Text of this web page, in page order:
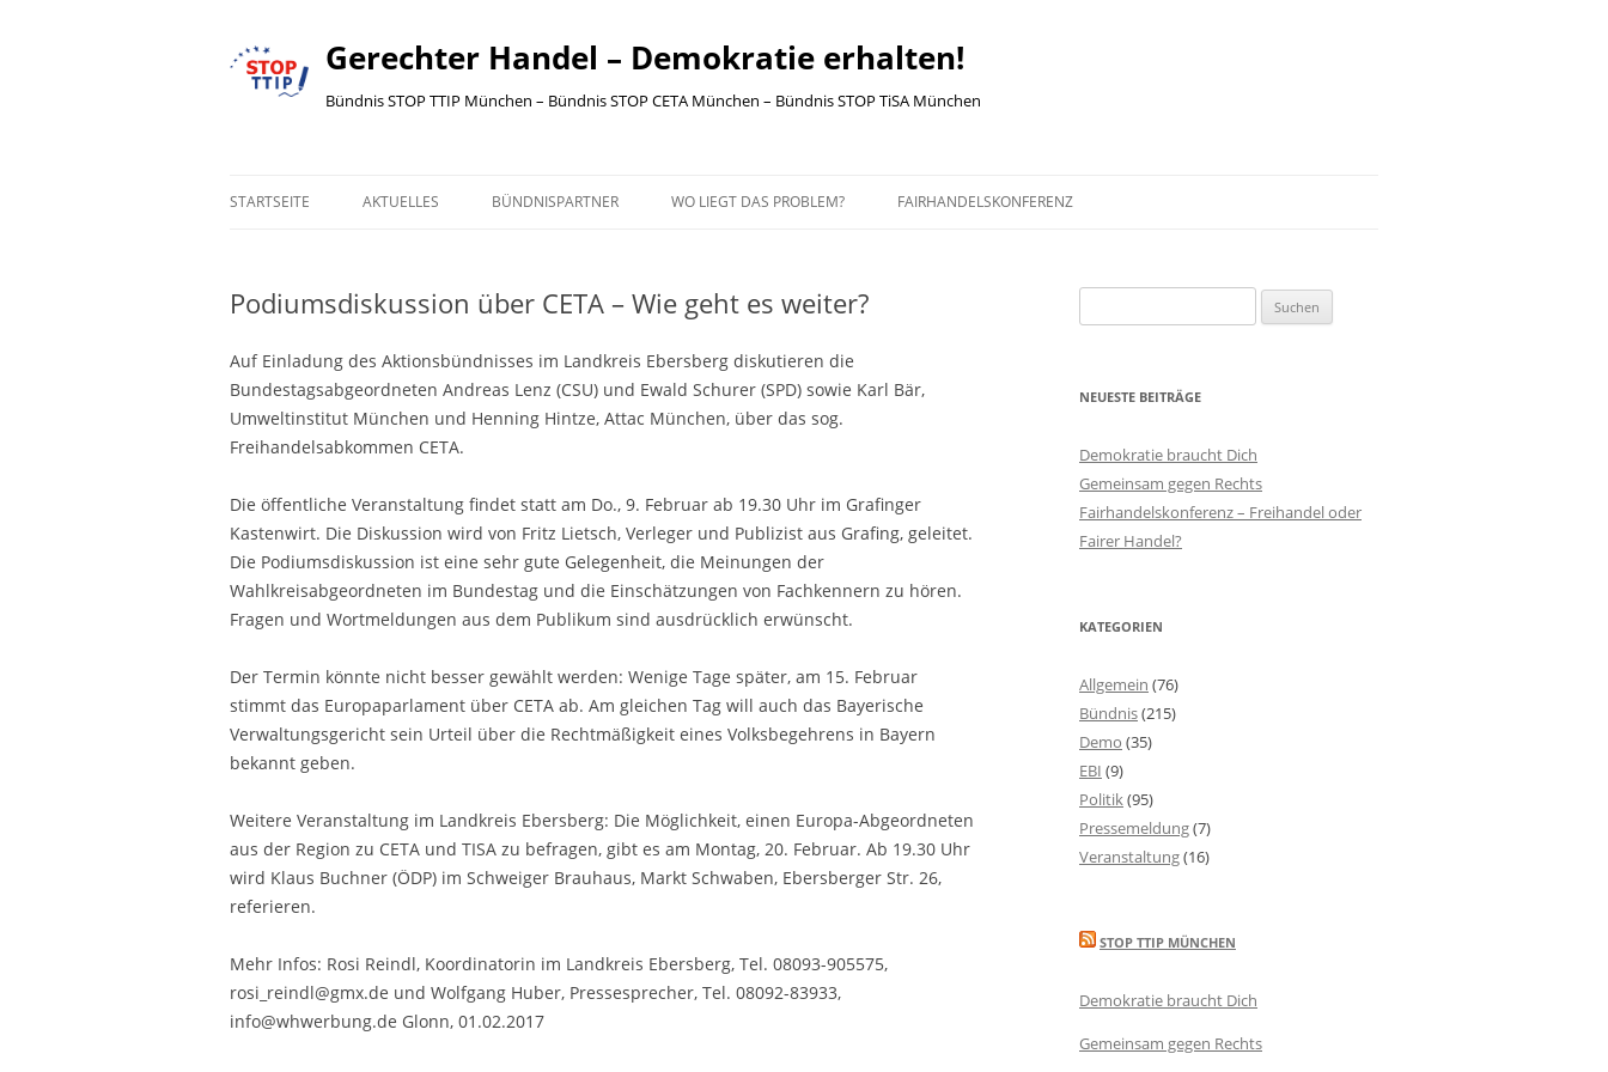
Gerechter Handel – Demokratie erhalten!
Bündnis STOP TTIP München – Bündnis STOP CETA München – Bündnis STOP TiSA München
STARTSEITE AKTUELLES
ALLGEMEIN
BÜNDNIS
DEMO
PRESSEMELDUNG
POLITIK
BÜNDNISPARTNER
FLYER, BANNER UND
IMPRESSUM
WO LIEGT DAS PROBLEM? FAIRHANDELSKONFERENZ
Podiumsdiskussion über CETA – Wie geht es weiter?
Auf Einladung des Aktionsbündnisses im Landkreis Ebersberg diskutieren die
Bundestagsabgeordneten Andreas Lenz (CSU) und Ewald Schurer (SPD) sowie Karl Bär,
Umweltinstitut München und Henning Hintze, Attac München, über das sog.
Freihandelsabkommen CETA.
Die öffentliche Veranstaltung findet statt am Do., 9. Februar ab 19.30 Uhr im Grafinger
Kastenwirt. Die Diskussion wird von Fritz Lietsch, Verleger und Publizist aus Grafing, geleitet.
Die Podiumsdiskussion ist eine sehr gute Gelegenheit, die Meinungen der
Wahlkreisabgeordneten im Bundestag und die Einschätzungen von Fachkennern zu hören.
Fragen und Wortmeldungen aus dem Publikum sind ausdrücklich erwünscht.
Der Termin könnte nicht besser gewählt werden: Wenige Tage später, am 15. Februar
stimmt das Europaparlament über CETA ab. Am gleichen Tag will auch das Bayerische
Verwaltungsgericht sein Urteil über die Rechtmäßigkeit eines Volksbegehrens in Bayern
bekannt geben.
Weitere Veranstaltung im Landkreis Ebersberg: Die Möglichkeit, einen Europa-Abgeordneten
aus der Region zu CETA und TISA zu befragen, gibt es am Montag, 20. Februar. Ab 19.30 Uhr
wird Klaus Buchner (ÖDP) im Schweiger Brauhaus, Markt Schwaben, Ebersberger Str. 26,
referieren.
Mehr Infos: Rosi Reindl, Koordinatorin im Landkreis Ebersberg, Tel. 08093-905575,
rosi_reindl@gmx.de und Wolfgang Huber, Pressesprecher, Tel. 08092-83933,
info@whwerbung.de Glonn, 01.02.2017
nach:
NEUESTE BEITRÄGE
Demokratie braucht Dich
Gemeinsam gegen Rechts
Fairhandelskonferenz – Freihandel oder
Fairer Handel?
KATEGORIEN
Allgemein (76)
Bündnis(215)
Demo (35)
EBI (9)
Politik(95)
Pressemeldung(7)
Veranstaltung(16)
STOP TTIP MÜNCHEN
Demokratie braucht Dich
Gemeinsam gegen Rechts